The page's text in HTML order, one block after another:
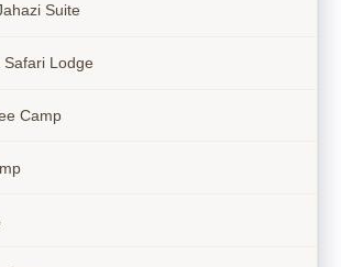
Suite
Safari Lodge
Camp